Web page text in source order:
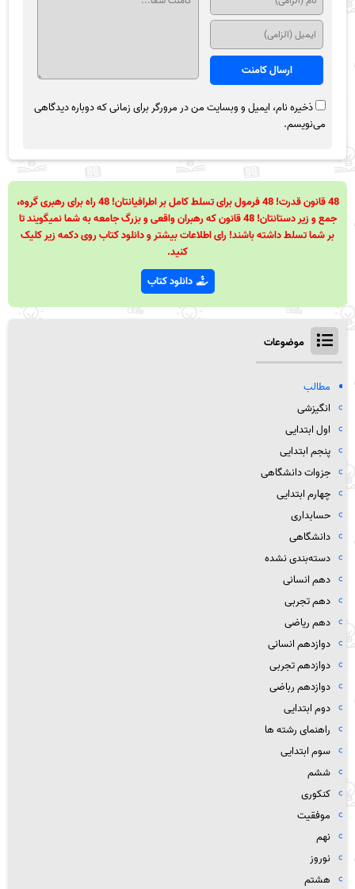
ذخیره نام، ایمیل و وبسایت من در مرورگر برای زمانی که دوباره دیدگاهی
می‌نویسم.
48 قانون قدرت! 48 فرمول برای تسلط کامل بر اطرافیانتان! 48 راه برای رهبری گروه،
جمع و زیر دستانتان! 48 قانون که رهبران واقعی و بزرگ جامعه به شما نمیگویند تا
بر شما تسلط داشته باشند! رای اطلاعات بیشتر و دانلود کتاب روی دکمه زیر کلیک
کنید.
دانلود کتاب
موضوعات
مطالب
انگیزشی
اول ابتدایی
پنجم ابتدایی
جزوات دانشگاهی
چهارم ابتدایی
حسابداری
دانشگاهی
دسته‌بندی نشده
دهم انسانی
دهم تجربی
دهم ریاضی
دوازدهم انسانی
دوازدهم تجربی
دوازدهم رباضی
دوم ابتدایی
راهنمای رشته ها
سوم ابتدایی
ششم
کنکوری
موفقیت
نهم
نوروز
هشتم